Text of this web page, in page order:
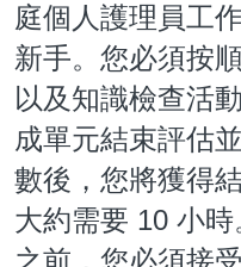
庭個人護理員工
新手。您必須按
以及知識檢查活
成單元結束評估
數後，您將獲得
大約需要 10 小時
之前，您必須接